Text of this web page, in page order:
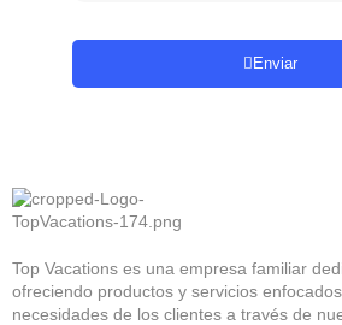
Enviar
Top Vacations es una empresa familiar
ofreciendo productos y servicios
necesidades de los clientes a través de